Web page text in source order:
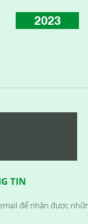
KHÁCH HÀNG
ĐỘNG KINH
BẮT ĐẦU!
team building
2023
TIN
để nhận được